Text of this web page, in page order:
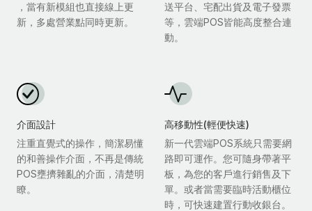
，當有新模組也直接線上更
新，多處營業點同時更新。
送平台、宅配出貨及電子發票
等，雲端POS皆能高度整合連
動。
介面設計
注重直覺式的操作，簡潔易懂
的和善操作介面，不再是傳統
POS壅擠雜亂的介面，清楚明
瞭。
高移動性(輕便快速)
新一代雲端POS系統只需要網
路即可運作。您可隨身帶著平
板，為您的客戶進行銷售及下
單。或者當需要臨時活動櫃位
時，可快速建置行動收銀台。